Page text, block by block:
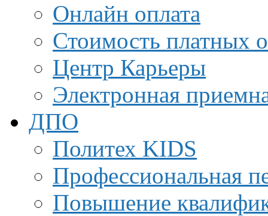
Онлайн оплата
Стоимость платных
Центр Карьеры
Электронная
ДПО
Политех KIDS
Профессиональная
Повышение